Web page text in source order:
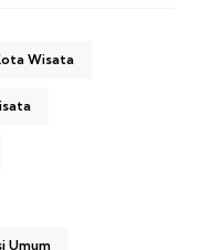
Wisata
Umum